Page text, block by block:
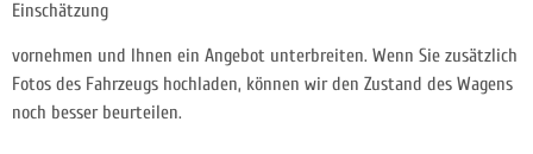
Einschätzung
vornehmen und Ihnen ein Angebot unterbreiten. Wenn Sie zusätzlich
Fotos des Fahrzeugs hochladen, können wir den Zustand des Wagens
noch besser beurteilen.